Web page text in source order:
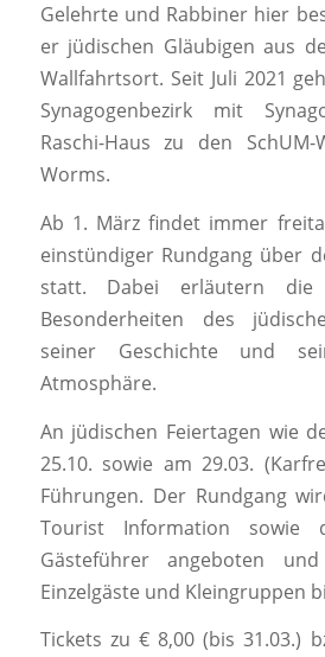
Gelehrte und Rabbiner hier
er jüdischen Gläubigen aus
Wallfahrtsort. Seit Juli 2021
Synagogenbezirk mit
Raschi-Haus zu den
Worms.
Ab 1. März findet immer
einstündiger Rundgang über
statt. Dabei erläutern die
Besonderheiten des
seiner Geschichte und
Atmosphäre.
An jüdischen Feiertagen wie
25.10. sowie am 29.03.
Führungen. Der Rundgang
Tourist Information sowie
Gästeführer angeboten
Einzelgäste und Kleingruppen
Tickets zu € 8,00 (bis 31.03.)